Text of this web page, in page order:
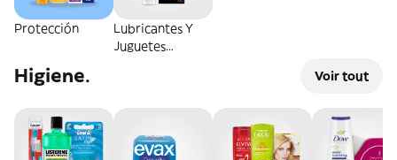
Protección
Lubricantes Y
Juguetes
Higiene. Voir tout